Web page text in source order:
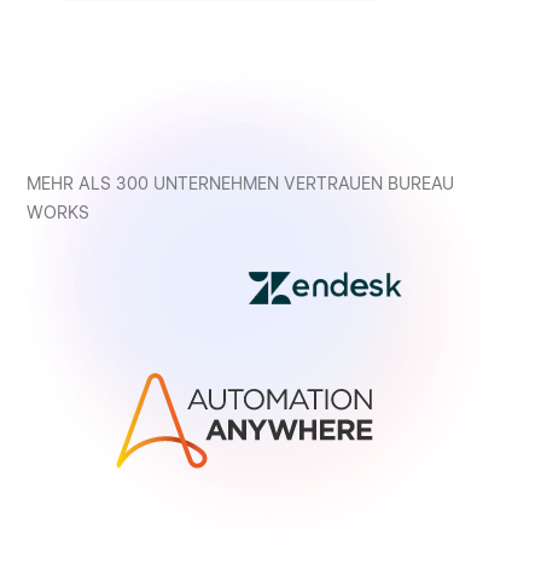
MEHR ALS 300 UNTERNEHMEN VERTRAUEN BUREAU
WORKS